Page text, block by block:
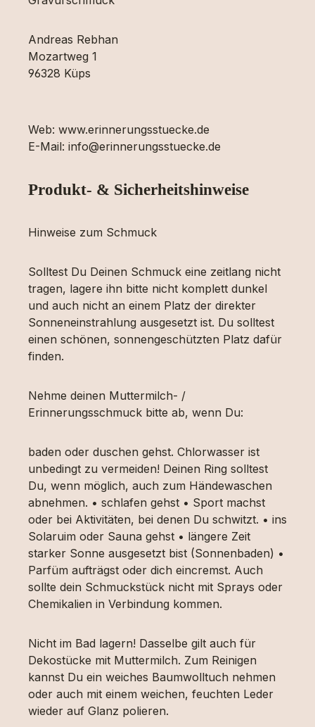
Andreas Rebhan
Mozartweg 1
96328 Küps
Web: www.erinnerungsstuecke.de
E-Mail: info@erinnerungsstuecke.de
Produkt- & Sicherheitshinweise
Hinweise zum Schmuck
Solltest Du Deinen Schmuck eine zeitlang nicht
tragen, lagere ihn bitte nicht komplett dunkel
und auch nicht an einem Platz der direkter
Sonneneinstrahlung ausgesetzt ist. Du solltest
einen schönen, sonnengeschützten Platz dafür
finden.
Nehme deinen Muttermilch- /
Erinnerungsschmuck bitte ab, wenn Du:
baden oder duschen gehst. Chlorwasser ist
unbedingt zu vermeiden! Deinen Ring solltest
Du, wenn möglich, auch zum Händewaschen
abnehmen. • schlafen gehst • Sport machst
oder bei Aktivitäten, bei denen Du schwitzt. • ins
Solaruim oder Sauna gehst • längere Zeit
starker Sonne ausgesetzt bist (Sonnenbaden) •
Parfüm aufträgst oder dich eincremst. Auch
sollte dein Schmuckstück nicht mit Sprays oder
Chemikalien in Verbindung kommen.
Nicht im Bad lagern! Dasselbe gilt auch für
Dekostücke mit Muttermilch. Zum Reinigen
kannst Du ein weiches Baumwolltuch nehmen
oder auch mit einem weichen, feuchten Leder
wieder auf Glanz polieren.